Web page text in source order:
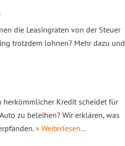
die Leasingraten von der Steuer
trotzdem lohnen? Mehr dazu und
herkömmlicher Kredit scheidet für
zu beleihen? Wir erklären, was
» Weiterlesen...